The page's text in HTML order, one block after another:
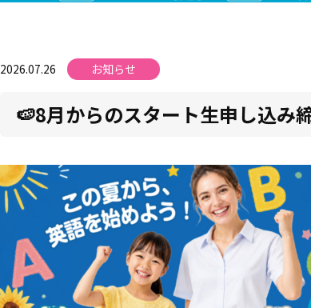
2026.07.26 お知らせ
🍉8月からのスタート生申し込み